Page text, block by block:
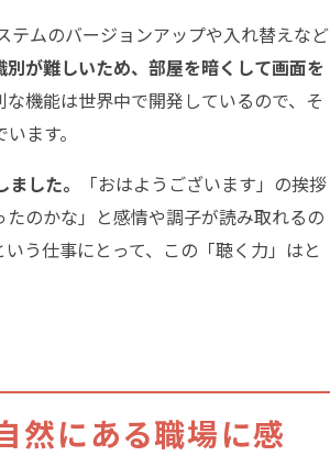
テムのバージョンアップや入れ替えなど
別が難しいため、部屋を暗くして画面を
機能は世界中で開発しているので、そ
ます。
した。
「おはようございます」の挨拶
のかな」と感情や調子が読み取れるの
う仕事にとって、この「聴く力」はと
然にある職場に感